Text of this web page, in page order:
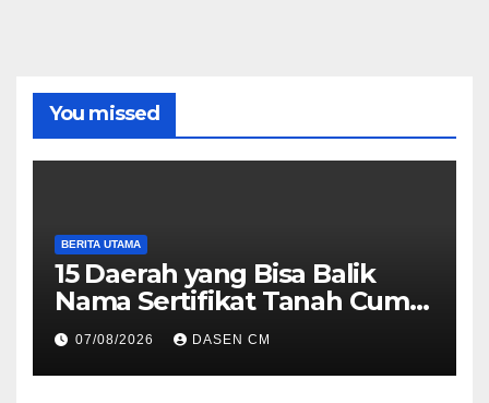
You missed
BERITA UTAMA
15 Daerah yang Bisa Balik
Nama Sertifikat Tanah Cuma
10 Hari, Cek Syarat dan
Caranya
07/08/2026 DASEN CM